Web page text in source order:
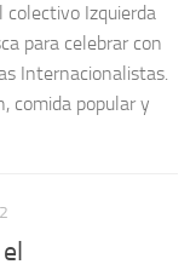
colectivo Izquierda
para celebrar con
Internacionalistas.
comida popular y